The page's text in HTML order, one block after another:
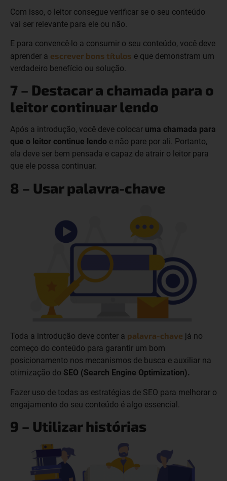
Com isso, o leitor consegue verificar se o seu conteúdo
vai ser relevante para ele ou não.
E para convencê-lo a consumir o seu conteúdo, você deve
aprender a escrever bons títulos e que demonstram um
verdadeiro benefício ou solução.
7 – Destacar a chamada para o
leitor continuar lendo
Após a introdução, você deve colocar uma chamada para
que o leitor continue lendo e não pare por ali. Portanto,
ela deve ser bem pensada e capaz de atrair o leitor para
que ele possa continuar.
8 – Usar palavra-chave
Toda a introdução deve conter a palavra-chave já no
começo do conteúdo para garantir um bom
posicionamento nos mecanismos de busca e auxiliar na
otimização do SEO (Search Engine Optimization).
Fazer uso de todas as estratégias de SEO para melhorar o
engajamento do seu conteúdo é algo essencial.
9 – Utilizar histórias